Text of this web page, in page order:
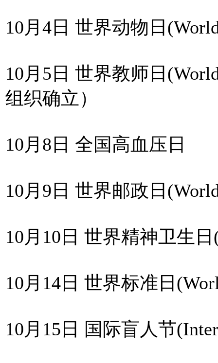
10月4日 世界动物日
10月5日 世界教师日
组织确立）
10月8日 全国高血压日
10月9日 世界邮政日
10月10日 世界精神卫生
10月14日 世界标准日
10月15日 国际盲人节